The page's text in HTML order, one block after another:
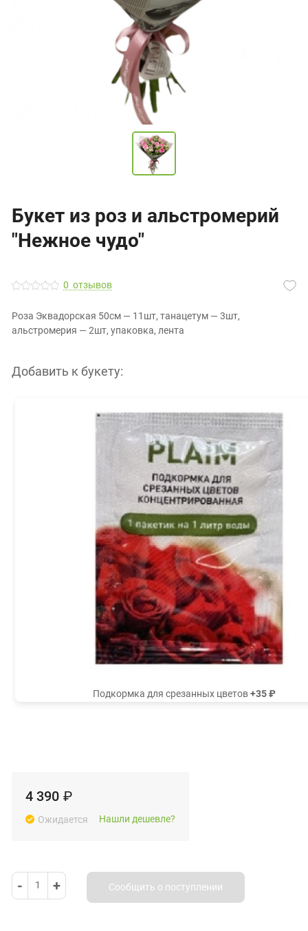
Букет из роз и альстромерий
"Нежное чудо"
0 отзывов
Роза Эквадорская 50см — 11шт, танацетум — 3шт,
альстромерия — 2шт, упаковка, лента
Добавить к букету:
Подкормка для срезанных цветов+35 ₽
4 390 ₽
Ожидается Нашли дешевле?
- 1 + Сообщить о поступлении